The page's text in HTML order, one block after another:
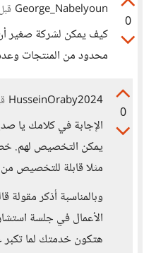
0
George_Nabelyoun
كيف يمكن لشركة صغير
محدود من المنتجات
0
HusseinOraby2024
الإجابة في كلامك يا
يمكن التخصيص لهم.
مثلا قابلة للتخصيص من
وبالمناسبة أذكر مقولة
الأعمال في جلسة
هتكون خدمتك لما تكبر